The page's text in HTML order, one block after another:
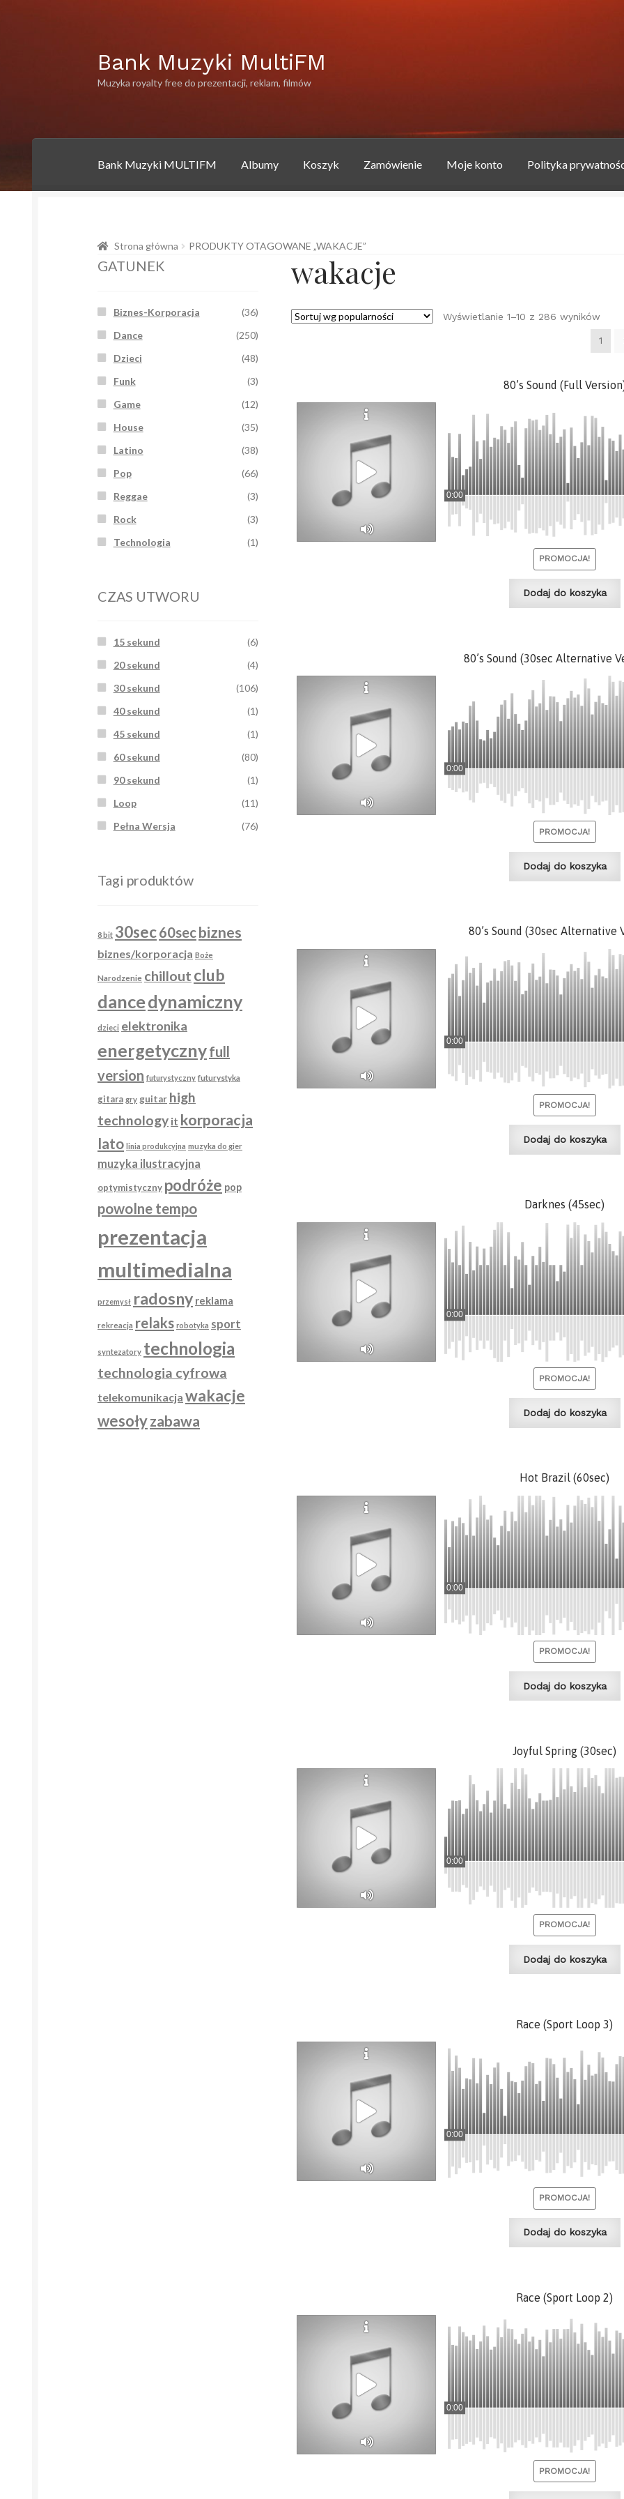
Przejdź
do
nawigacji
Przejdź
do
treści
Bank Muzyki MultiFM
Muzyka royalty free do prezentacji, reklam, filmów
Bank Muzyki MULTIFM Albumy Koszyk Zamówienie Moje konto Polityka
Polityka prywatnościPolityka prywatności Przykładowa strona
Strona główna PRODUKTY OTAGOWANE „WAKACJE”
wakacje
Wyświetlanie 1–10 z 286 wyników
1
80’s Sound (Full
0:00
PROMOCJA!
Dodaj do koszyka
80’s Sound (30sec Alternative
0:00
PROMOCJA!
Dodaj do koszyka
80’s Sound (30sec Alternative
0:00
PROMOCJA!
Dodaj do koszyka
Darknes (45sec)
0:00
PROMOCJA!
Dodaj do koszyka
Hot Brazil (60sec)
0:00
PROMOCJA!
Dodaj do koszyka
Joyful Spring (30sec)
0:00
PROMOCJA!
Dodaj do koszyka
Race (Sport Loop 3)
0:00
PROMOCJA!
Dodaj do koszyka
Race (Sport Loop 2)
0:00
PROMOCJA!
GATUNEK
Biznes-Korporacja
(36)
Dance
(250)
Dzieci
(48)
Funk
(3)
Game
(12)
House
(35)
Latino
(38)
Pop
(66)
Reggae
(3)
Rock
(3)
Technologia
(1)
CZAS UTWORU
15 sekund
(6)
20 sekund
(4)
30 sekund
(106)
40 sekund
(1)
45 sekund
(1)
60 sekund
(80)
90 sekund
(1)
Loop
(11)
Pełna Wersja
(76)
Tagi produktów
8 bit 30sec60secbiznes
biznes/korporacja Boże
Narodzenie chillout club
dancedynamiczny
dzieci elektronika
energetycznyfull
version futurystyczny futurystyka
gitara gry guitar high
technology it korporacja
lato linia produkcyjna muzyka do gier
muzyka ilustracyjna
optymistyczny podróże pop
powolne tempo
prezentacja
multimedialna
przemysł radosny reklama
rekreacja relaks robotyka sport
syntezatory technologia
technologia cyfrowa
telekomunikacja wakacje
wesołyzabawa